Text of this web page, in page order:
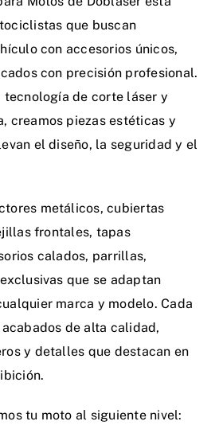
que buscan
con accesorios únicos,
con precisión profesional.
tecnología de corte láser y
creamos piezas estéticas y
el diseño, la seguridad y el
metálicos, cubiertas
frontales, tapas
calados, parrillas,
que se adaptan
marca y modelo. Cada
de alta calidad,
y detalles que destacan en
tu moto al siguiente nivel: